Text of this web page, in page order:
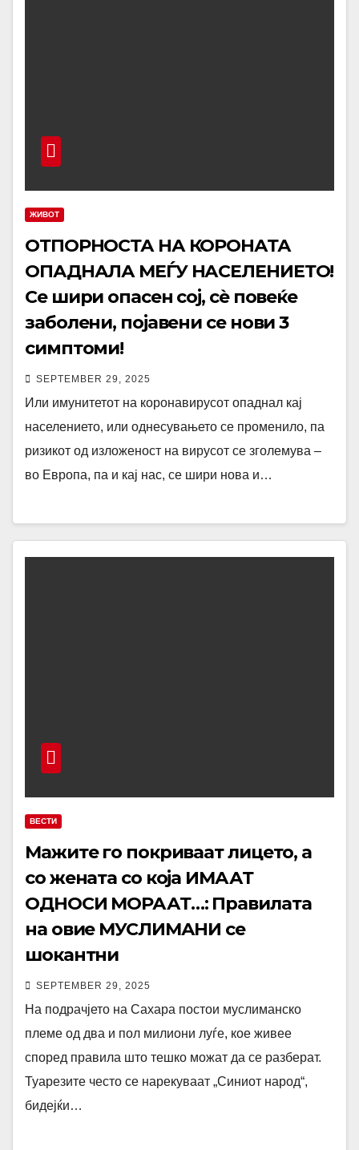
ЖИВОТ
ОТПОРНОСТА НА КОРОНАТА
ОПАДНАЛА МЕЃУ НАСЕЛЕНИЕТО!
Се шири опасен сој, сè повеќе
заболени, појавени се нови 3
симптоми!
SEPTEMBER 29, 2025
Или имунитетот на коронавирусот опаднал кај
населението, или однесувањето се променило, па
ризикот од изложеност на вирусот се зголемува –
во Европа, па и кај нас, се шири нова и…
ВЕСТИ
Мажите го покриваат лицето, а
со жената со која ИМААТ
ОДНОСИ МОРААТ…: Правилата
на овие МУСЛИМАНИ се
шокантни
SEPTEMBER 29, 2025
На подрачјето на Сахара постои муслиманско
племе од два и пол милиони луѓе, кое живее
според правила што тешко можат да се разберат.
Туарезите често се нарекуваат „Синиот народ“,
бидејќи…